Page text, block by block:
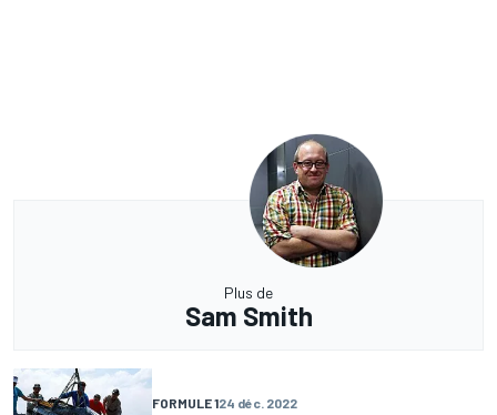
Plus de
Sam Smith
FORMULE 124 déc. 2022